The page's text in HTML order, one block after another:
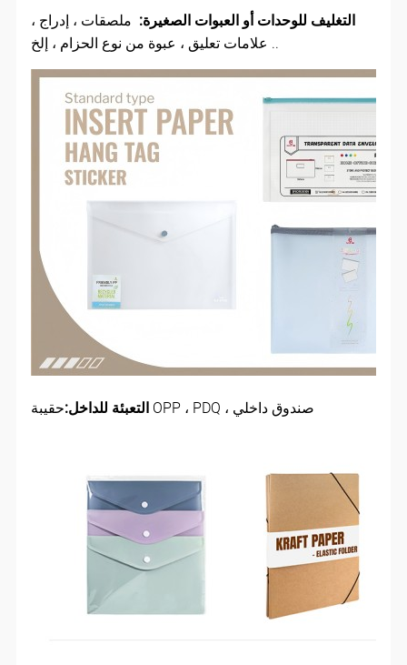
التغليف للوحدات أو العبوات الصغيرة: ملصقات ، إدراج ،
علامات تعليق ، عبوة من نوع الحزام ، إلخ ..
التعبئة للداخل: حقيبة OPP ، PDQ ، صندوق داخلي